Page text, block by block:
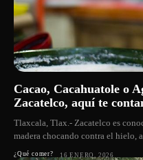
Cacao, Cacahuatole o
Zacatelco, aquí te
Tlaxcala, Tlax.- Zacatelco es
madera chocando contra el hielo,
¿Qué comer? 16 ENERO, 2026